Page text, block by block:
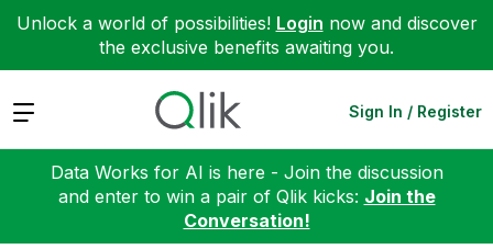
Unlock a world of possibilities! Login now and discover
the exclusive benefits awaiting you.
Expand Sign In / Register
Data Works for AI is here - Join the discussion
and enter to win a pair of Qlik kicks: Join the
Conversation!